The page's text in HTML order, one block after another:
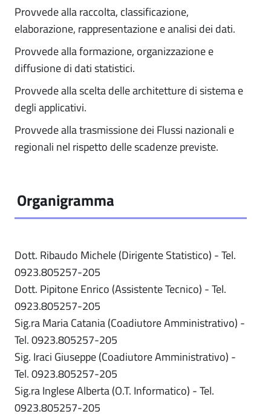
Provvede alla raccolta, classificazione,
elaborazione, rappresentazione e analisi dei dati.
Provvede alla formazione, organizzazione e
diffusione di dati statistici.
Provvede alla scelta delle architetture di sistema e
degli applicativi.
Provvede alla trasmissione dei Flussi nazionali e
regionali nel rispetto delle scadenze previste.
Organigramma
Dott. Ribaudo Michele (Dirigente Statistico) - Tel.
0923.805257-205
Dott. Pipitone Enrico (Assistente Tecnico) - Tel.
0923.805257-205
Sig.ra Maria Catania (Coadiutore Amministrativo) -
Tel. 0923.805257-205
Sig. Iraci Giuseppe (Coadiutore Amministrativo) -
Tel. 0923.805257-205
Sig.ra Inglese Alberta (O.T. Informatico) - Tel.
0923.805257-205